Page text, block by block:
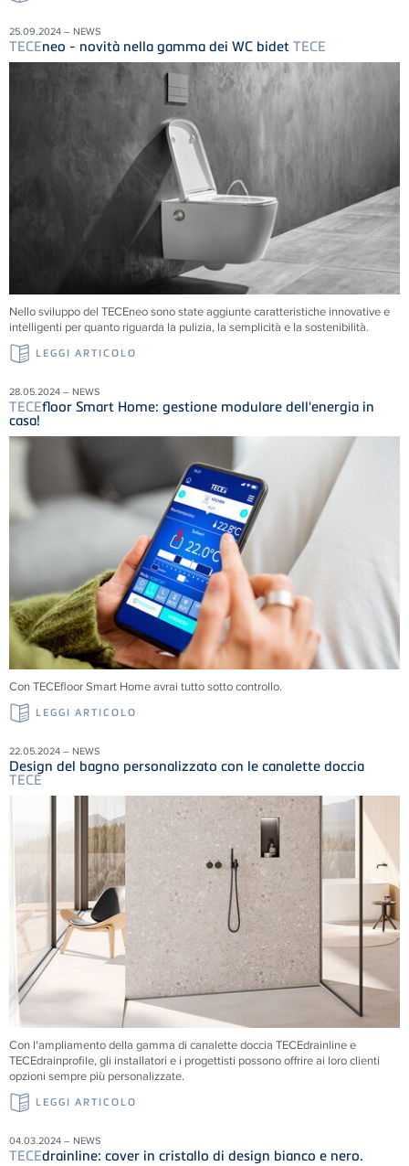
25.09.2024 – NEWS
TECEneo - novità nella gamma dei WC bidet TECE
Nello sviluppo del TECEneo sono state aggiunte caratteristiche innovative e
intelligenti per quanto riguarda la pulizia, la semplicità e la sostenibilità.
LEGGI ARTICOLO
28.05.2024 – NEWS
TECEfloor Smart Home: gestione modulare dell'energia in
casa!
Con TECEfloor Smart Home avrai tutto sotto controllo.
LEGGI ARTICOLO
22.05.2024 – NEWS
Design del bagno personalizzato con le canalette doccia
TECE
Con l'ampliamento della gamma di canalette doccia TECEdrainline e
TECEdrainprofile, gli installatori e i progettisti possono offrire ai loro clienti
opzioni sempre più personalizzate.
LEGGI ARTICOLO
04.03.2024 – NEWS
TECEdrainline: cover in cristallo di design bianco e nero.